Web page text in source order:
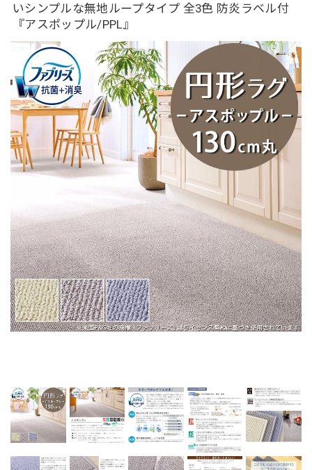
いシンプルな無地ループタイプ 全3色 防炎ラベル付
『アスポップル/PPL』